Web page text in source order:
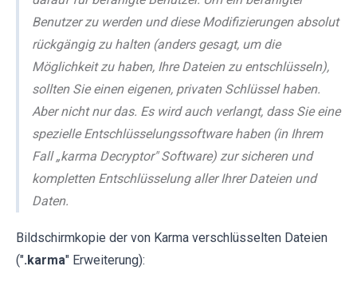
Benutzer zu werden und diese Modifizierungen absolut
rückgängig zu halten (anders gesagt, um die
Möglichkeit zu haben, Ihre Dateien zu entschlüsseln),
sollten Sie einen eigenen, privaten Schlüssel haben.
Aber nicht nur das. Es wird auch verlangt, dass Sie eine
spezielle Entschlüsselungssoftware haben (in Ihrem
Fall „karma Decryptor" Software) zur sicheren und
kompletten Entschlüsselung aller Ihrer Dateien und
Daten.
Bildschirmkopie der von Karma verschlüsselten Dateien
(".karma" Erweiterung):